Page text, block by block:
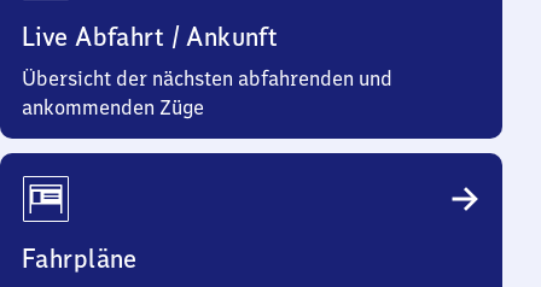
Live Abfahrt / Ankunft
Übersicht der nächsten abfahrenden und
ankommenden Züge
Fahrpläne